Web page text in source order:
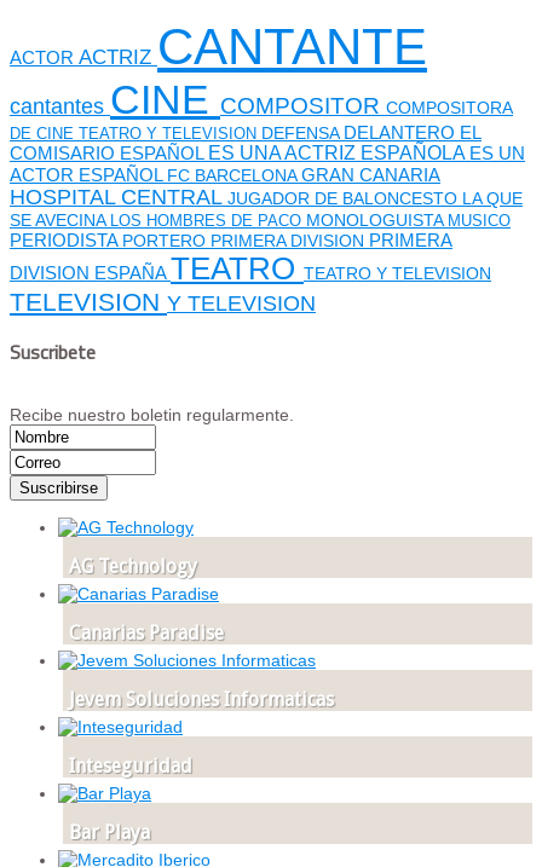
ACTOR ACTRIZ CANTANTE
cantantes CINE COMPOSITOR COMPOSITORA
DE CINE TEATRO Y TELEVISION DEFENSA DELANTERO EL
COMISARIO ESPAÑOL ES UNA ACTRIZ ESPAÑOLA ES UN
ACTOR ESPAÑOL FC BARCELONAGRAN CANARIA
HOSPITAL CENTRAL JUGADOR DE BALONCESTO LA QUE
SE AVECINA LOS HOMBRES DE PACO MONOLOGUISTA MUSICO
PERIODISTA PORTERO PRIMERA DIVISION PRIMERA
DIVISION ESPAÑATEATRO TEATRO Y TELEVISION
TELEVISION Y TELEVISION
Suscribete
Recibe nuestro boletin regularmente.
AG Technology
Canarias Paradise
Jevem Soluciones Informaticas
Inteseguridad
Bar Playa